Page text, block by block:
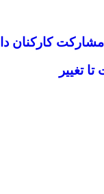
کارکنان
تغییر